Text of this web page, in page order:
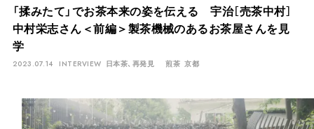
「揉みたて」でお茶本来の姿を伝える 宇治［売茶中村］
中村栄志さん＜前編＞製茶機械のあるお茶屋さんを見
学
2023.07.14 INTERVIEW 日本茶、再発見 煎茶 京都